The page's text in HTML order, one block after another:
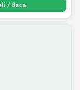
/ Baca